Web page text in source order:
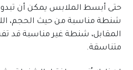
حتى أبسط الملابس يمكن أن تبدو
شنطة مناسبة من حيث الحجم،
المقابل، شنطة غير مناسبة قد
متناسقة.